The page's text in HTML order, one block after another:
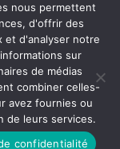
nous permettent
d'offrir des
et d'analyser notre
sur
de médias
combiner celles-
avez fournies ou
de leurs services.
confidentialité